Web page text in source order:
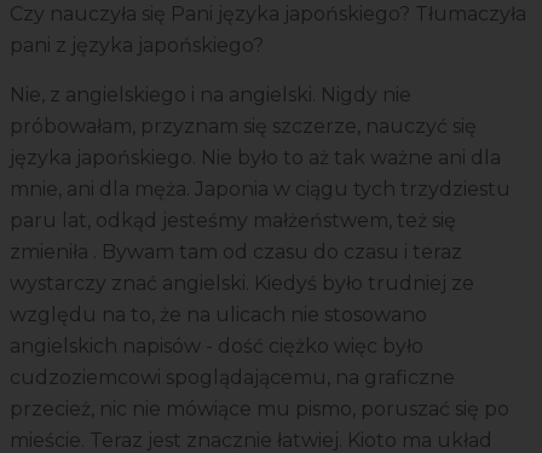
Czy nauczyła się Pani języka japońskiego? Tłumaczyła
pani z języka japońskiego?
Nie, z angielskiego i na angielski. Nigdy nie
próbowałam, przyznam się szczerze, nauczyć się
języka japońskiego. Nie było to aż tak ważne ani dla
mnie, ani dla męża. Japonia w ciągu tych trzydziestu
paru lat, odkąd jesteśmy małżeństwem, też się
zmieniła . Bywam tam od czasu do czasu i teraz
wystarczy znać angielski. Kiedyś było trudniej ze
względu na to, że na ulicach nie stosowano
angielskich napisów - dość ciężko więc było
cudzoziemcowi spoglądającemu, na graficzne
przecież, nic nie mówiące mu pismo, poruszać się po
mieście. Teraz jest znacznie łatwiej. Kioto ma układ